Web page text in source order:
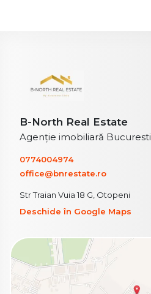
B-North Real Estate
Agenție imobiliară Bucuresti
0774004974
office@bnrestate.ro
Str Traian Vuia 18 G, Otopeni
Deschide în Google Maps